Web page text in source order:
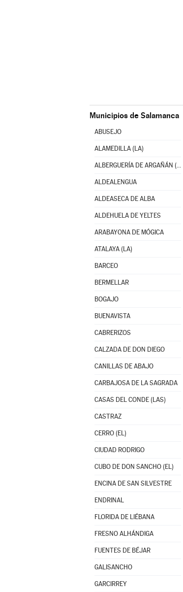
Municipios de Salamanca
ABUSEJO
ALAMEDILLA (LA)
ALBERGUERÍA DE ARGAÑÁN (LA)
ALDEALENGUA
ALDEASECA DE ALBA
ALDEHUELA DE YELTES
ARABAYONA DE MÓGICA
ATALAYA (LA)
BARCEO
BERMELLAR
BOGAJO
BUENAVISTA
CABRERIZOS
CALZADA DE DON DIEGO
CANILLAS DE ABAJO
CARBAJOSA DE LA SAGRADA
CASAS DEL CONDE (LAS)
CASTRAZ
CERRO (EL)
CIUDAD RODRIGO
CUBO DE DON SANCHO (EL)
ENCINA DE SAN SILVESTRE
ENDRINAL
FLORIDA DE LIÉBANA
FRESNO ALHÁNDIGA
FUENTES DE BÉJAR
GALISANCHO
GARCIRREY